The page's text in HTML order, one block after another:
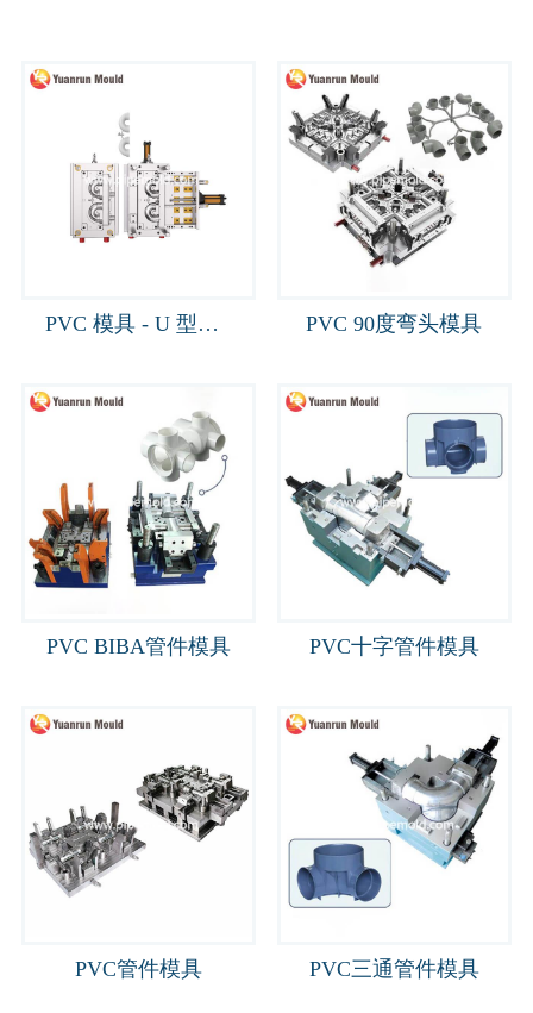
PVC 模具 - U 型弯 2'' PVC 90度弯头模具
PVC BIBA管件模具 PVC十字管件模具
PVC管件模具 PVC三通管件模具